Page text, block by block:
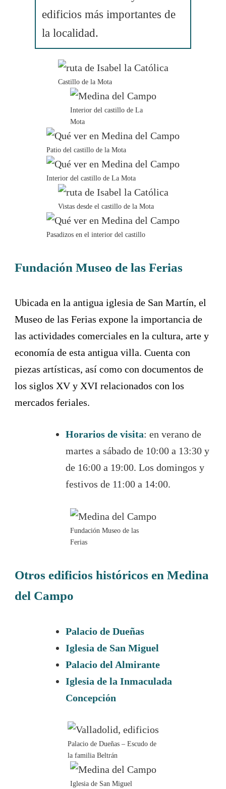
edificios más importantes de
la localidad.
Castillo de la Mota
Interior del castillo de La
Mota
Patio del castillo de la Mota
Interior del castillo de La Mota
Vistas desde el castillo de la Mota
Pasadizos en el interior del castillo
Fundación Museo de las Ferias
Ubicada en la antigua iglesia de San Martín, el
Museo de las Ferias expone la importancia de
las actividades comerciales en la cultura, arte y
economía de esta antigua villa. Cuenta con
piezas artísticas, así como con documentos de
los siglos XV y XVI relacionados con los
mercados feriales.
Horarios de visita: en verano de
martes a sábado de 10:00 a 13:30 y
de 16:00 a 19:00. Los domingos y
festivos de 11:00 a 14:00.
Fundación Museo de las
Ferias
Otros edificios históricos en Medina
del Campo
Palacio de Dueñas
Iglesia de San Miguel
Palacio del Almirante
Iglesia de la Inmaculada
Concepción
Palacio de Dueñas – Escudo de
la familia Beltrán
Iglesia de San Miguel